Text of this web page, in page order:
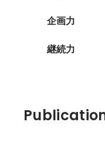
企画力
継続力